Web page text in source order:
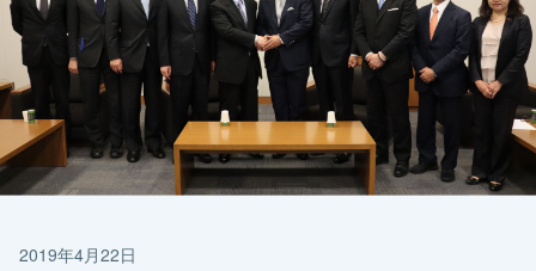
2019年4月22日